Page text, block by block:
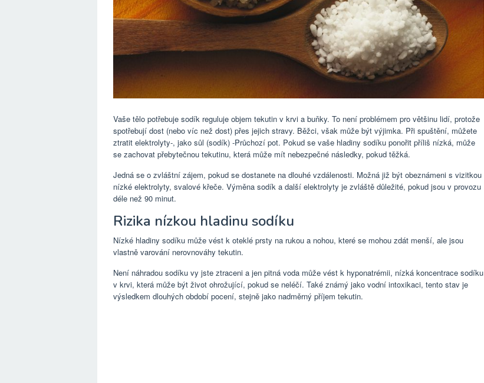
Vaše tělo potřebuje sodík reguluje objem tekutin v krvi a buňky. To není problémem pro většinu lidí, protože
spotřebují dost (nebo víc než dost) přes jejich stravy. Běžci, však může být výjimka. Při spuštění, můžete
ztratit elektrolyty-, jako sůl (sodík) -Průchozí pot. Pokud se vaše hladiny sodíku ponořit příliš nízká, může
se zachovat přebytečnou tekutinu, která může mít nebezpečné následky, pokud těžká.
Jedná se o zvláštní zájem, pokud se dostanete na dlouhé vzdálenosti. Možná již být obeznámeni s vizitkou
nízké elektrolyty, svalové křeče. Výměna sodík a další elektrolyty je zvláště důležité, pokud jsou v provozu
déle než 90 minut.
Rizika nízkou hladinu sodíku
Nízké hladiny sodíku může vést k oteklé prsty na rukou a nohou, které se mohou zdát menší, ale jsou
vlastně varování nerovnováhy tekutin.
Není náhradou sodíku vy jste ztraceni a jen pitná voda může vést k hyponatrémii, nízká koncentrace sodíku
v krvi, která může být život ohrožující, pokud se neléčí. Také známý jako vodní intoxikaci, tento stav je
výsledkem dlouhých období pocení, stejně jako nadměrný příjem tekutin.